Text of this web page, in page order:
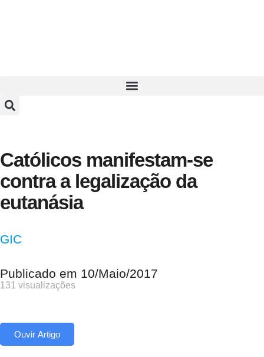
Católicos manifestam-se
contra a legalização da
eutanásia
GIC
Publicado em 10/Maio/2017
131 visualizações
Ouvir Artigo